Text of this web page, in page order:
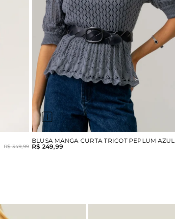
R$ 349,99
BLUSA MANGA CURTA TRICOT PEPLUM AZUL
R$ 249,99